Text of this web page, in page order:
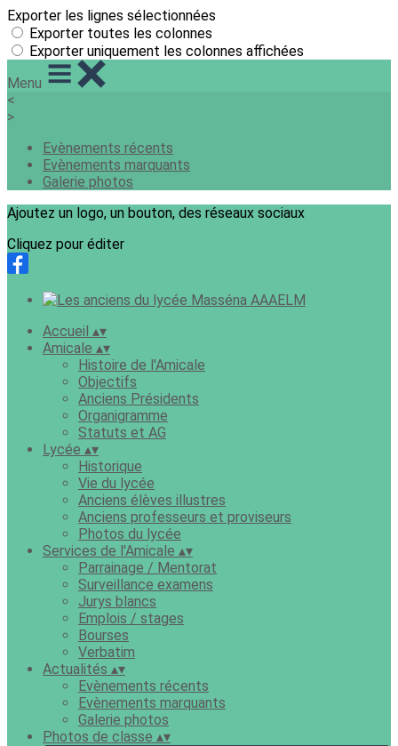
Exporter les lignes sélectionnées
Exporter toutes les colonnes
Exporter uniquement les colonnes affichées
Menu
<
>
Evènements récents
Evènements marquants
Galerie photos
Ajoutez un logo, un bouton, des réseaux sociaux
Cliquez pour éditer
Accueil ▴▾
Amicale ▴▾
Histoire de l'Amicale
Objectifs
Anciens Présidents
Organigramme
Statuts et AG
Lycée ▴▾
Historique
Vie du lycée
Anciens élèves illustres
Anciens professeurs et proviseurs
Photos du lycée
Services de l'Amicale ▴▾
Parrainage / Mentorat
Surveillance examens
Jurys blancs
Emplois / stages
Bourses
Verbatim
Actualités ▴▾
Evènements récents
Evènements marquants
Galerie photos
Photos de classe ▴▾